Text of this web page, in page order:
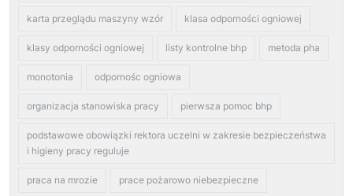
karta przeglądu maszyny wzór klasa odporności ogniowej
klasy odporności ogniowej listy kontrolne bhp metoda pha
monotonia odpornośc ogniowa
organizacja stanowiska pracy pierwsza pomoc bhp
podstawowe obowiązki rektora uczelni w zakresie bezpieczeństwa
i higieny pracy reguluje
praca na mrozie prace pożarowo niebezpieczne